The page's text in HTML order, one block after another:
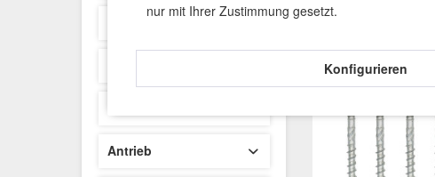
40 mm
4,0mm
Antrieb
nur mit Ihrer Zustimmung gesetzt.
Konfigurieren